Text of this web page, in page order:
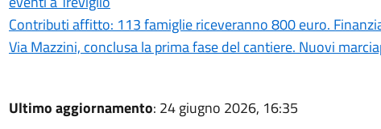
Contributi affitto: 113 famiglie riceveranno 800 euro.
Via Mazzini, conclusa la prima fase del cantiere. Nuovi
Ultimo aggiornamento: 24 giugno 2026, 16:35